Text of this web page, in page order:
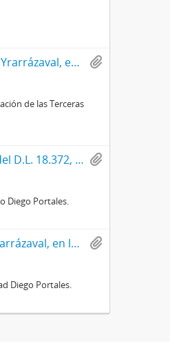
Discurso del Señor Ministro del Trabajo y Previsión Social, don Alfonso Márquez de la Plata Yrarrázaval, en la inauguración de las Terceras Jornadas de Derecho del Trabajo y de la Seguridad Social.
de las Terceras
Discurso del Señor Ministro del Trabajo y Previsión Social, con motivo de la promulgación del D.L. 18.372, en el Edificio Diego Portales.
Diego Portales.
Charla del Señor Ministro del Trabajo y Previsión Social, don Alfonso Márquez de la Plata Yrarrázaval, en la Universidad Diego Portales.
Diego Portales.